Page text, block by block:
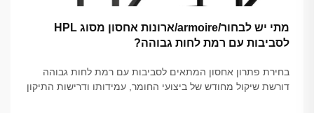
מתי יש לבחור/armoire/ארונות אחסון מסוג HPL
לסביבות עם רמת לחות גבוהה?
בחירת פתרון אחסון המתאים לסביבות עם רמת לחות גבוהה
דורשת שיקול מחודש של ביצועי החומר, עמידותו ודרישות התיקון